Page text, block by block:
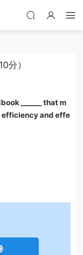
分）
______ that m
efficiency and effe